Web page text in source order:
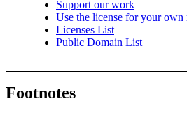
Support our work
Use the license for your own
Licenses List
Public Domain List
Footnotes